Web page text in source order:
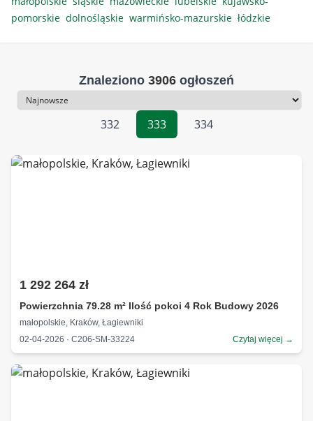
pomorskie dolnośląskie warmińsko-mazurskie łódzkie
Znaleziono 3906 ogłoszeń
Sortowanie
332
333 334
1 292 264 zł
Powierzchnia 79.28 m² Ilość pokoi 4 Rok Budowy 2026
małopolskie, Kraków, Łagiewniki
02-04-2026 · C206-SM-33224
Czytaj więcej →